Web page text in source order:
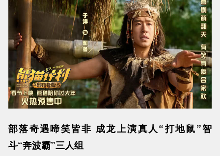
部落奇遇啼笑皆非 成龙上演真人“打地鼠”智
斗“奔波霸”三人组